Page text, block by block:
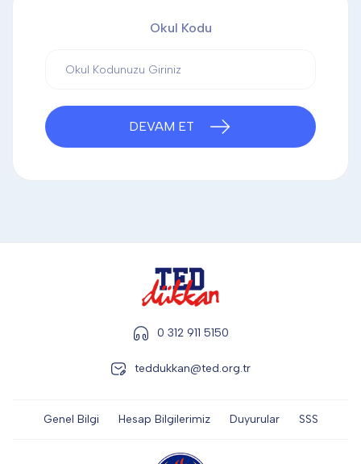
TERMOS & FİNCAN
Okul Kodu
DEVAM ET
0 312 911 5150
teddukkan@ted.org.tr
Genel Bilgi Hesap Bilgilerimiz Duyurular SSS